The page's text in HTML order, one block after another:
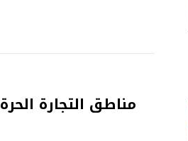
مناطق التجارة